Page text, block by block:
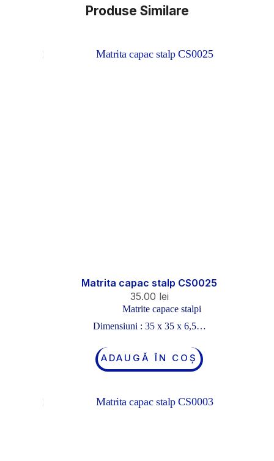
Produse Similare
Matrita capac stalp CS0025
35.00 lei
Matrite capace stalpi
Dimensiuni : 35 x 35 x 6,5…
ADAUGĂ ÎN COȘ